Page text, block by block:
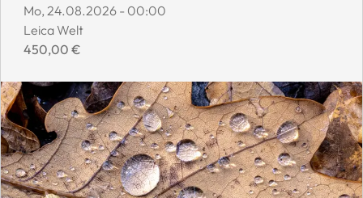
Event start date:
Mo, 24.08.2026 - 00:00
Event location:
Leica Welt
Event price:
450,00 €